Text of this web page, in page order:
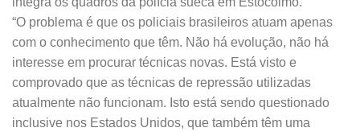
“O problema é que os policiais brasileiros atuam apenas
com o conhecimento que têm. Não há evolução, não há
interesse em procurar técnicas novas. Está visto e
comprovado que as técnicas de repressão utilizadas
atualmente não funcionam. Isto está sendo questionado
inclusive nos Estados Unidos, que também têm uma